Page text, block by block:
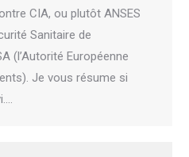
CIA, ou plutôt ANSES
Sanitaire de
(l’Autorité Européenne
Je vous résume si